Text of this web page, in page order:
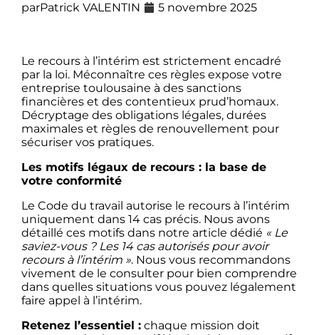
parPatrick VALENTIN 5 novembre 2025
Le recours à l’intérim est strictement encadré
par la loi. Méconnaître ces règles expose votre
entreprise toulousaine à des sanctions
financières et des contentieux prud’homaux.
Décryptage des obligations légales, durées
maximales et règles de renouvellement pour
sécuriser vos pratiques.
Les motifs légaux de recours : la base de
votre conformité
Le Code du travail autorise le recours à l’intérim
uniquement dans 14 cas précis. Nous avons
détaillé ces motifs dans notre article dédié « Le
saviez-vous ? Les 14 cas autorisés pour avoir
recours à l’intérim ». Nous vous recommandons
vivement de le consulter pour bien comprendre
dans quelles situations vous pouvez légalement
faire appel à l’intérim.
Retenez l’essentiel :chaque mission doit